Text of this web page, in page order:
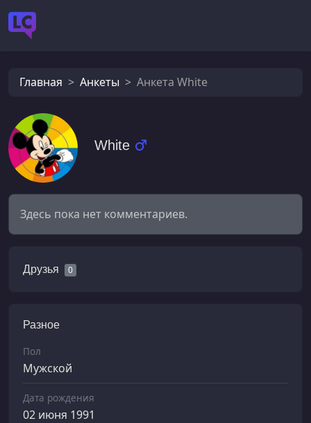
Главная Анкеты Анкета White
White
Здесь пока нет комментариев.
Друзья 0
Разное
Пол
Мужской
Дата рождения
02 июня 1991